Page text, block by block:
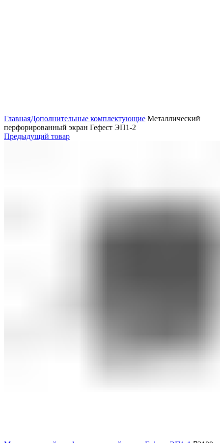
ГлавнаяДополнительные комплектующие Металлический
перфорированный экран Гефест ЭП1-2
Предыдущий товар